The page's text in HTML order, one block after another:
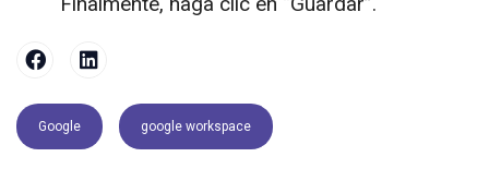
Google google workspace